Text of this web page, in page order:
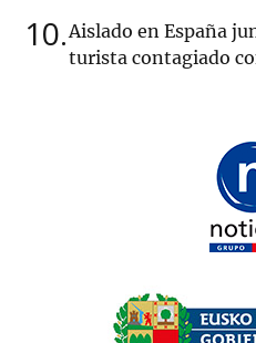
10 Aislado en España
turista contagiado